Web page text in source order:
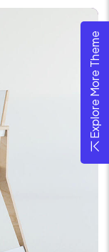
Explore More Theme